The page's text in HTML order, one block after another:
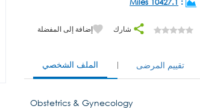
:
10427.1 Miles
شارك إضافة إلى المفضلة
الملف الشخصي تقييم المرضى
Obstetrics & Gynecology